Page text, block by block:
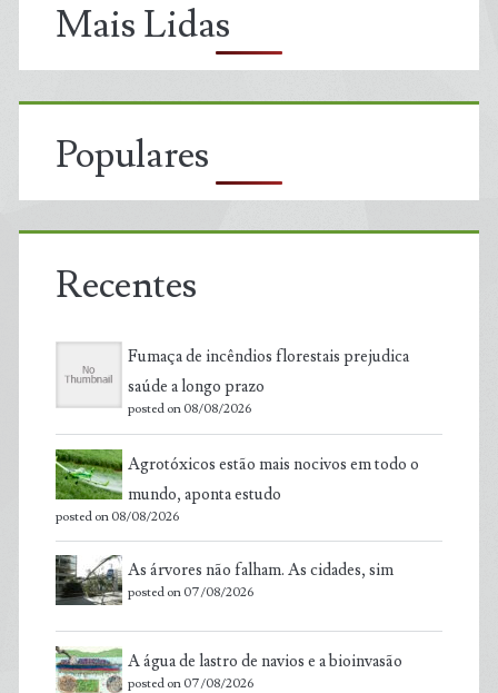
Mais Lidas
Populares
Recentes
Fumaça de incêndios florestais prejudica
saúde a longo prazo
posted on 08/08/2026
Agrotóxicos estão mais nocivos em todo o
mundo, aponta estudo
posted on 08/08/2026
As árvores não falham. As cidades, sim
posted on 07/08/2026
A água de lastro de navios e a bioinvasão
posted on 07/08/2026